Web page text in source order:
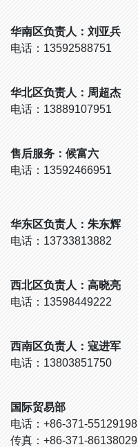
华南区负责人：刘亚兵
电话：13592588751
华北区负责人：周超杰
电话：13889107951
售后服务：候富六
电话：13592466951
华东区负责人：朱东辉
电话：13733813882
西北区负责人：高晓亮
电话：13598449222
西南区负责人：寇进军
电话：13803851750
国际贸易部
电话：+86-371-55129198
传真：+86-371-86138029